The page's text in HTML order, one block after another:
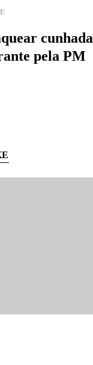
cunhada
pela PM